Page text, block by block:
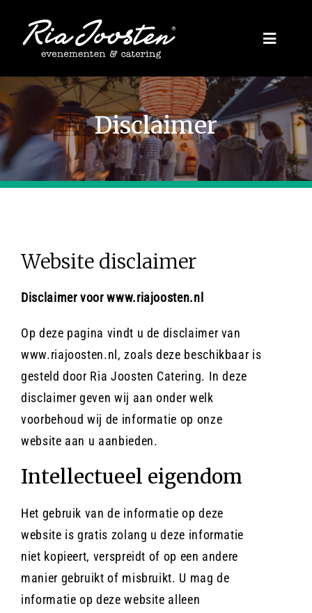
Toggle
Evenementen
Zakelijk
Inspiratie
Over ons
Blogs
Contact
Offerte aanvragen
Disclaimer
Website disclaimer
Disclaimer voor www.riajoosten.nl
Op deze pagina vindt u de disclaimer van
www.riajoosten.nl, zoals deze beschikbaar is
gesteld door Ria Joosten Catering. In deze
disclaimer geven wij aan onder welk
voorbehoud wij de informatie op onze
website aan u aanbieden.
Intellectueel eigendom
Het gebruik van de informatie op deze
website is gratis zolang u deze informatie
niet kopieert, verspreidt of op een andere
manier gebruikt of misbruikt. U mag de
informatie op deze website alleen